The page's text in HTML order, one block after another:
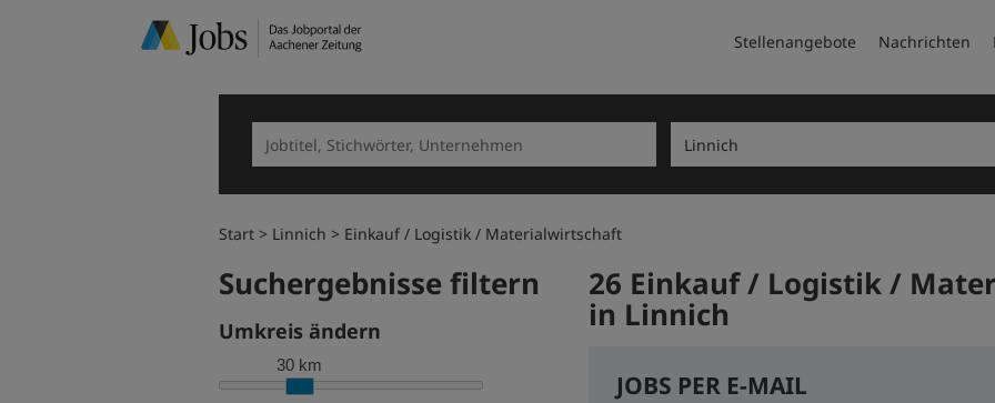
Stellenangebote Nachrichten
Start Linnich Einkauf / Logistik / Materialwirtschaft
Suchergebnisse filtern
Umkreis ändern
30 km
26 Einkauf / Logistik /
in Linnich
JOBS PER E-MAIL